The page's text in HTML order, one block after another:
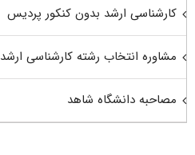
کارشناسی ارشد بدون کنکور پردیس
مشاوره انتخاب رشته کارشناسی ارشد
مصاحبه دانشگاه شاهد